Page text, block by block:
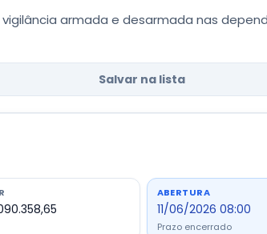
armada e desarmada nas
Salvar na lista
ABERTURA
11/06/2026 08:00
Prazo encerrado